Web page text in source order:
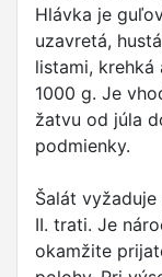
Hlávka je
uzavretá,
listami,
1000 g. Je
žatvu od júla
podmienky.
Šalát
II. trati. Je
okamžite